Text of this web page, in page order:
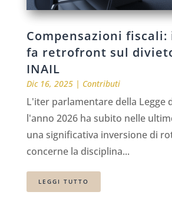
Compensazioni fiscali:
fa retrofront sul
INAIL
Dic 16, 2025| Contributi
L'iter parlamentare della Legge
l'anno 2026 ha subito nelle
una significativa inversione di
concerne la disciplina...
LEGGI TUTTO